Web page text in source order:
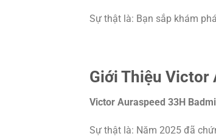
Sự thật là: Bạn sắp khám
Giới Thiệu Victor
Victor Auraspeed 33H
Sự thật là: Năm 2025 đã